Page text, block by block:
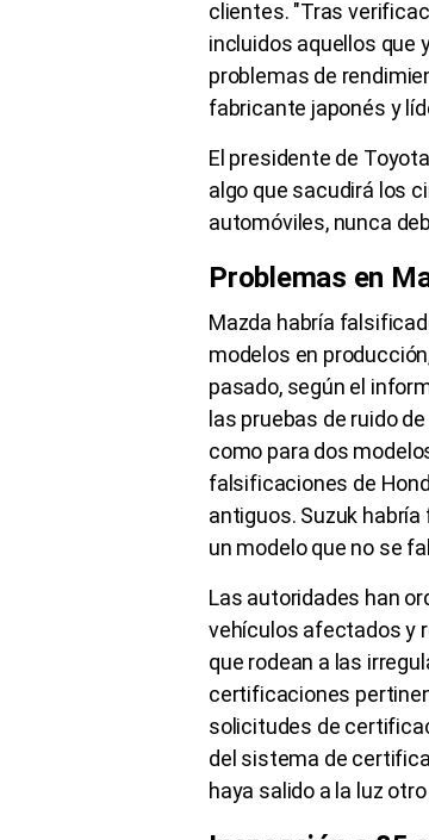
clientes. "Tras
incluidos aquellos que
problemas de
fabricante japonés y
El presidente de
algo que sacudirá los
automóviles, nunca
Problemas en
Mazda habría
modelos en
pasado, según el
las pruebas de ruido
como para dos
falsificaciones de
antiguos. Suzuk
un modelo que no se
Las autoridades han
vehículos afectados y
que rodean a las
certificaciones
solicitudes de
del sistema de
haya salido a la luz